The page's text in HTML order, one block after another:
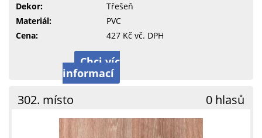
Dekor:
Třešeň
Materiál:
PVC
Cena:
427 Kč vč. DPH
Chci víc
informací
302. místo 0 hlasů